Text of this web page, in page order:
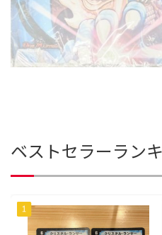
ベストセラーラン